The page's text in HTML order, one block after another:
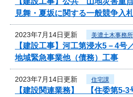
見舞・夏坂に関する一般競争入
2023年7月14日更新 美濃土木事務所
【建設工事】河工第浸水5－4
地域緊急事業他（債務）工事
2023年7月14日更新 住宅課
【建設関連業務】 【住委第5-